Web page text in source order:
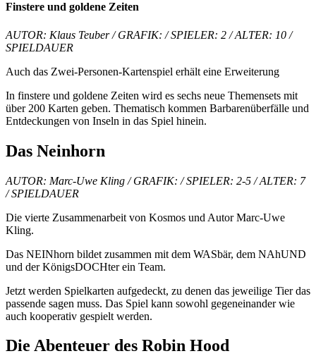
Finstere und goldene Zeiten
AUTOR: Klaus Teuber / GRAFIK: / SPIELER: 2 / ALTER: 10 /
SPIELDAUER
Auch das Zwei-Personen-Kartenspiel erhält eine Erweiterung
In finstere und goldene Zeiten wird es sechs neue Themensets mit
über 200 Karten geben. Thematisch kommen Barbarenüberfälle und
Entdeckungen von Inseln in das Spiel hinein.
Das Neinhorn
AUTOR: Marc-Uwe Kling / GRAFIK: / SPIELER: 2-5 / ALTER: 7
/ SPIELDAUER
Die vierte Zusammenarbeit von Kosmos und Autor Marc-Uwe
Kling.
Das NEINhorn bildet zusammen mit dem WASbär, dem NAhUND
und der KönigsDOCHter ein Team.
Jetzt werden Spielkarten aufgedeckt, zu denen das jeweilige Tier das
passende sagen muss. Das Spiel kann sowohl gegeneinander wie
auch kooperativ gespielt werden.
Die Abenteuer des Robin Hood